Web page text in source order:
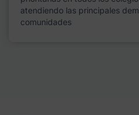
atendiendo las principales
comunidades